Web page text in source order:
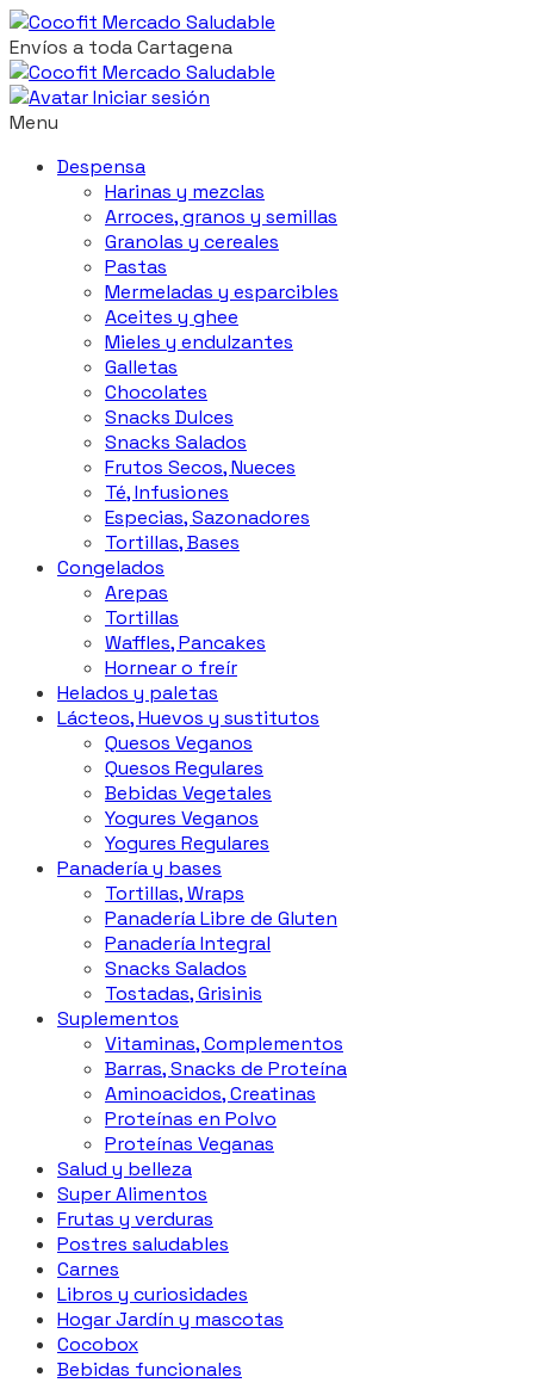
Envíos a toda Cartagena
Iniciar sesión
Menu
Despensa
Harinas y mezclas
Arroces, granos y semillas
Granolas y cereales
Pastas
Mermeladas y esparcibles
Aceites y ghee
Mieles y endulzantes
Galletas
Chocolates
Snacks Dulces
Snacks Salados
Frutos Secos, Nueces
Té, Infusiones
Especias, Sazonadores
Tortillas, Bases
Congelados
Arepas
Tortillas
Waffles, Pancakes
Hornear o freír
Helados y paletas
Lácteos, Huevos y sustitutos
Quesos Veganos
Quesos Regulares
Bebidas Vegetales
Yogures Veganos
Yogures Regulares
Panadería y bases
Tortillas, Wraps
Panadería Libre de Gluten
Panadería Integral
Snacks Salados
Tostadas, Grisinis
Suplementos
Vitaminas, Complementos
Barras, Snacks de Proteína
Aminoacidos, Creatinas
Proteínas en Polvo
Proteínas Veganas
Salud y belleza
Super Alimentos
Frutas y verduras
Postres saludables
Carnes
Libros y curiosidades
Hogar Jardín y mascotas
Cocobox
Bebidas funcionales